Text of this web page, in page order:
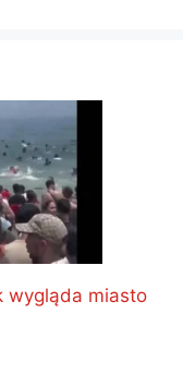
wygląda miasto